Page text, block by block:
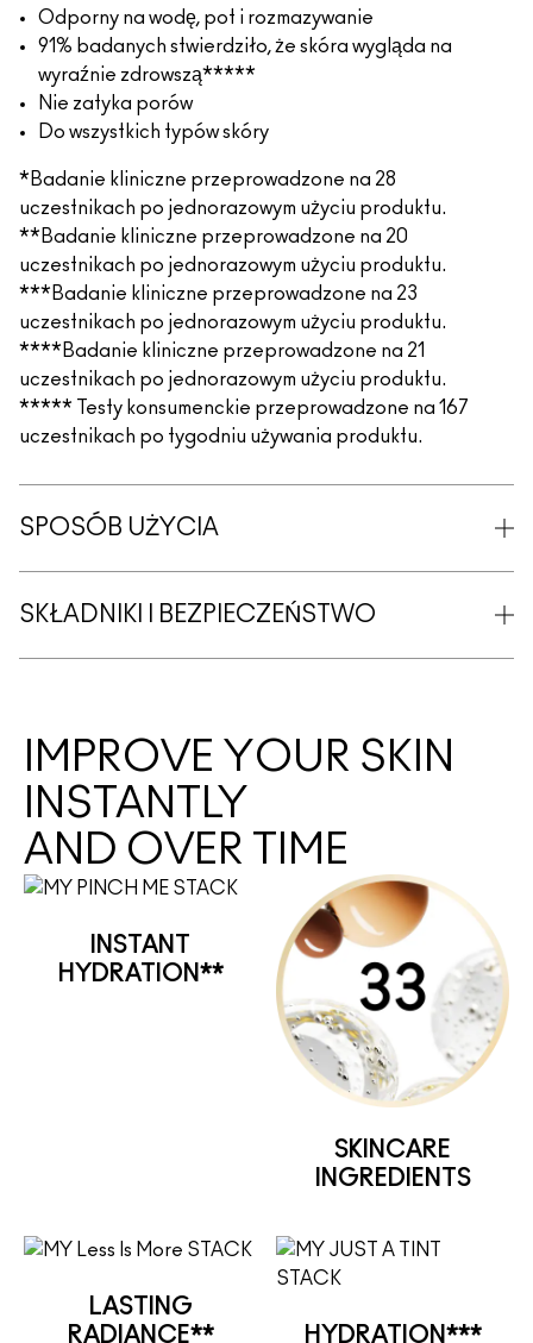
Odporny na wodę, pot i rozmazywanie
91% badanych stwierdziło, że skóra wygląda na
wyraźnie zdrowszą*****
Nie zatyka porów
Do wszystkich typów skóry
*Badanie kliniczne przeprowadzone na 28
uczestnikach po jednorazowym użyciu produktu.
**Badanie kliniczne przeprowadzone na 20
uczestnikach po jednorazowym użyciu produktu.
***Badanie kliniczne przeprowadzone na 23
uczestnikach po jednorazowym użyciu produktu.
****Badanie kliniczne przeprowadzone na 21
uczestnikach po jednorazowym użyciu produktu.
***** Testy konsumenckie przeprowadzone na 167
uczestnikach po tygodniu używania produktu.
SPOSÓB UŻYCIA
SKŁADNIKI I BEZPIECZEŃSTWO
IMPROVE YOUR SKIN
INSTANTLY
AND OVER TIME
INSTANT
HYDRATION**
SKINCARE
INGREDIENTS
LASTING
RADIANCE**
HYDRATION***